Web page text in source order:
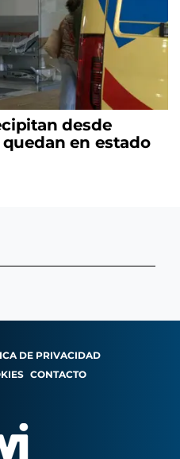
desde
en estado
DE PRIVACIDAD
CONTACTO